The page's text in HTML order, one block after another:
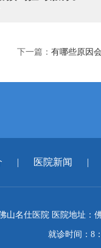
下一篇： 有哪些原因
| 医院新闻 |
山名仕医院 医院地址：
就诊时间：8